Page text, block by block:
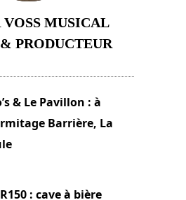
VOSS MUSICAL
PRODUCTEUR
& Le Pavillon : à
Barrière, La
: cave à bière